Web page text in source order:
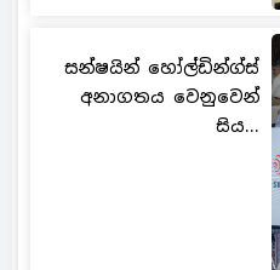
සන්ෂයින් හෝල්ඩින්ග්ස්
අනාගතය වෙනුවෙන්
සිය...